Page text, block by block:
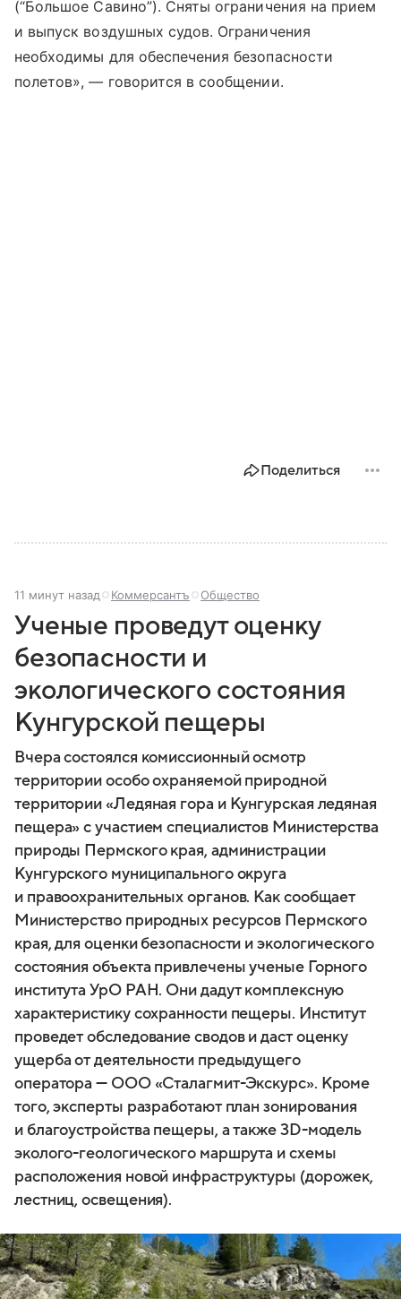
(“Большое Савино”). Сняты ограничения на прием
и выпуск воздушных судов.‍‍‍ Ограничения
необходимы для обеспечения безопасности
полетов», — говорится в сообщении.
Поделиться
11 минут назад Коммерсантъ Общество
Ученые проведут оценку
безопасности и
экологического состояния
Кунгурской пещеры
Вчера состоялся комиссионный осмотр
территории особо охраняемой природной
территории «Ледяная гора и Кунгурская ледяная
пещера» с участием специалистов Министерства
природы Пермского края, администрации
Кунгурского муниципального округа
и правоохранительных органов. Как сообщает
Министерство природных ресурсов Пермского
края, для оценки безопасности и экологического
состояния объекта привлечены ученые Горного
института УрО РАН. Они дадут комплексную
характеристику сохранности пещеры. Институт
проведет обследование сводов и даст оценку
ущерба от деятельности предыдущего
оператора — ООО «Сталагмит-Экскурс». Кроме
того, эксперты разработают план зонирования
и благоустройства пещеры, а также 3D-модель
эколого-геологического маршрута и схемы
расположения новой инфраструктуры (дорожек,
лестниц, освещения).